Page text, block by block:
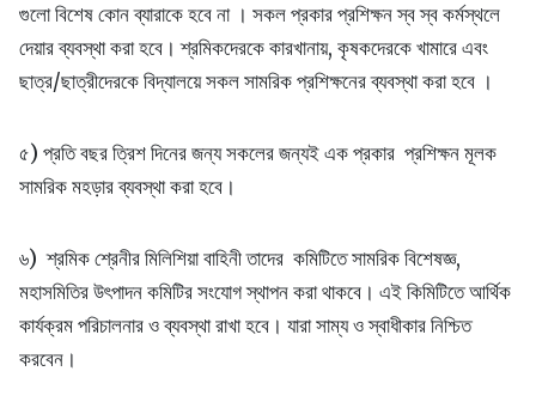
গুলো বিশেষ কোন ব্যারাকে হবে না । সকল প্রকার প্রশিক্ষন স্ব স্ব কর্মস্থলে
দেয়ার ব্যবস্থা করা হবে। শ্রমিকদেরকে কারখানায়, কৃষকদেরকে খামারে এবং
ছাত্র/ছাত্রীদেরকে বিদ্যালয়ে সকল সামরিক প্রশিক্ষনের ব্যবস্থা করা হবে ।
৫) প্রতি বছর ত্রিশ দিনের জন্য সকলের জন্যই এক প্রকার প্রশিক্ষন মূলক
সামরিক মহড়ার ব্যবস্থা করা হবে।
৬) শ্রমিক শ্রেনীর মিলিশিয়া বাহিনী তাদের কমিটিতে সামরিক বিশেষজ্ঞ,
মহাসমিতির উৎপাদন কমিটির সংযোগ স্থাপন করা থাকবে। এই কিমিটিতে আর্থিক
কার্যক্রম পরিচালনার ও ব্যবস্থা রাখা হবে। যারা সাম্য ও স্বাধীকার নিশ্চিত
করবেন।